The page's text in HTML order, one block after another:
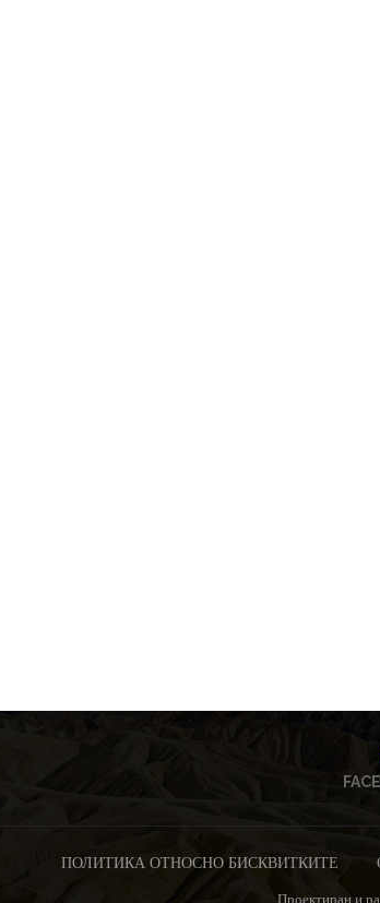
ПОЛИТИКА ОТНОСНО БИСКВИТКИТЕ
Проектиран и